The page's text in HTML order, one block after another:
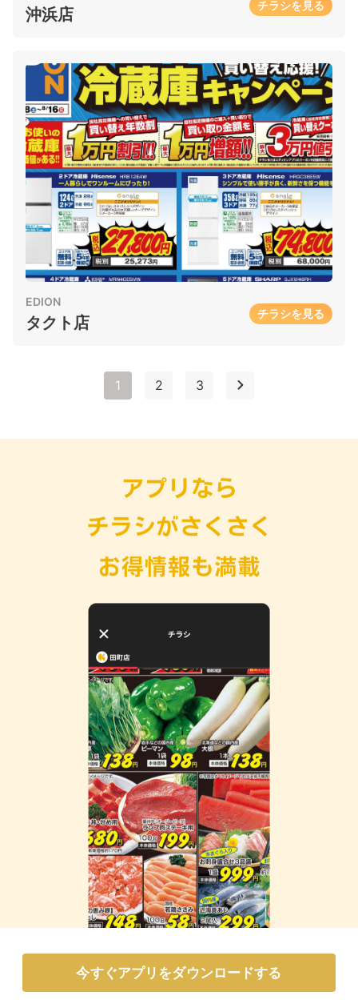
沖浜店 チラシを見る
EDION
タクト店 チラシを見る
1 2 3
今すぐアプリをダウンロードする